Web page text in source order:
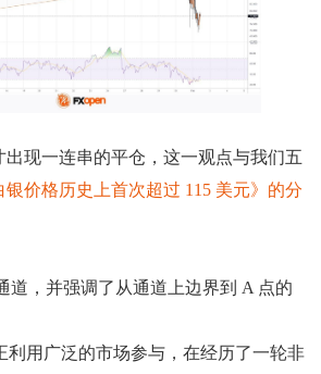
现一连串的平仓，这一观点与我们五
银价格历史上首次超过 115 美元》的分
道，并强调了从通道上边界到 A 点的
利用广泛的市场参与，在经历了一轮非